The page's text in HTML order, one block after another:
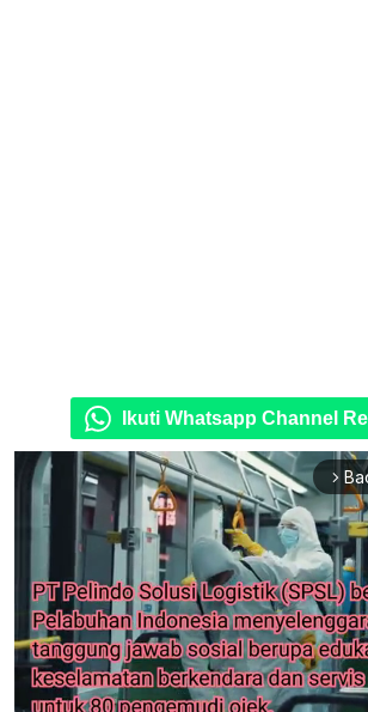
Ikuti Whatsapp Channel
arrow_forward_ios